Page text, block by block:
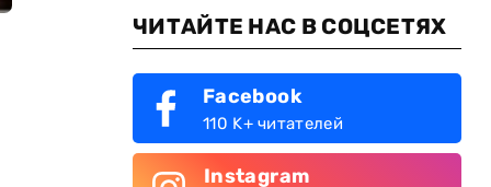
ЧИТАЙТЕ НАС В СОЦСЕТЯХ
Facebook
110 K+ читателей
Instagram